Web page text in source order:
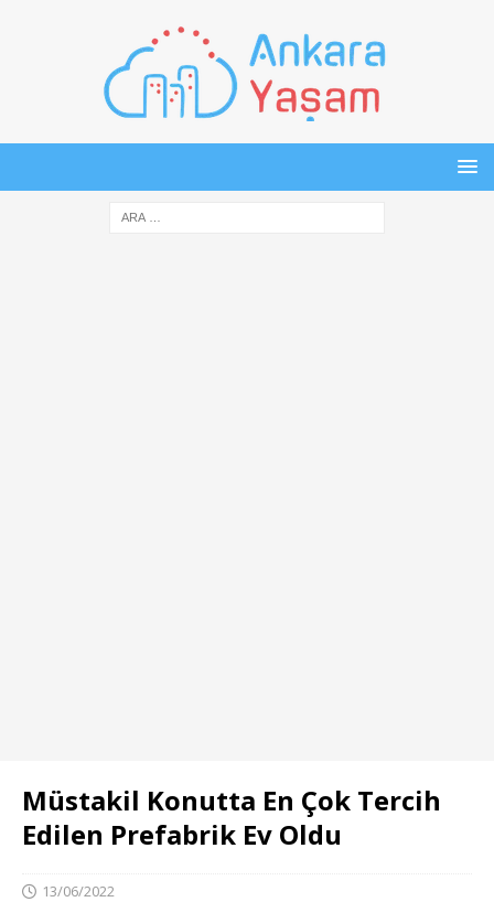
Müstakil Konutta En Çok Tercih
Edilen Prefabrik Ev Oldu
13/06/2022